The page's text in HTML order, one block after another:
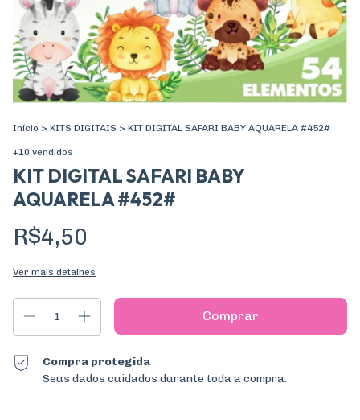
Início > KITS DIGITAIS > KIT DIGITAL SAFARI BABY AQUARELA #452#
+10 vendidos
KIT DIGITAL SAFARI BABY
AQUARELA #452#
R$4,50
Ver mais detalhes
Compra protegida
Seus dados cuidados durante toda a compra.